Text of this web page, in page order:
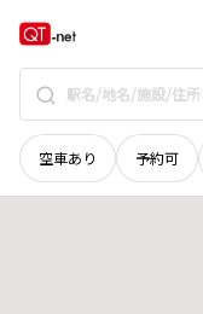
空車あり 予約可
広島県